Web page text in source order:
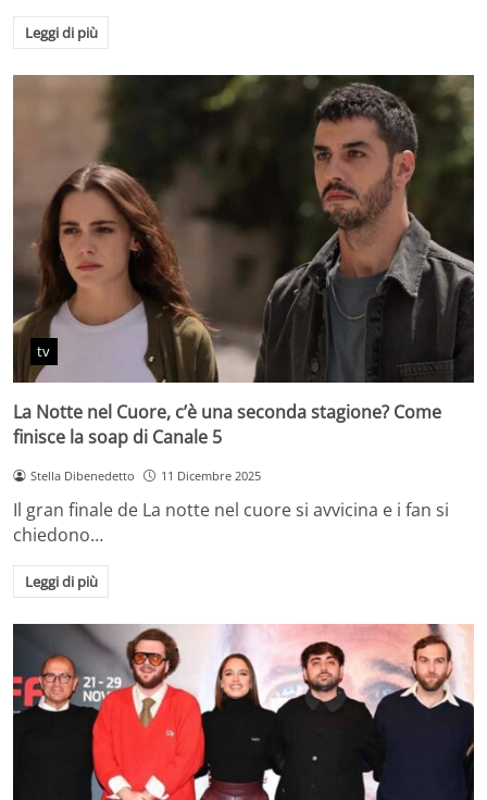
Leggi di più
tv
La Notte nel Cuore, c’è una seconda stagione? Come
finisce la soap di Canale 5
Stella Dibenedetto 11 Dicembre 2025
Il gran finale de La notte nel cuore si avvicina e i fan si
chiedono…
Leggi di più